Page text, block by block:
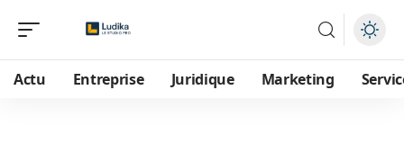
Actu Entreprise Juridique Marketing